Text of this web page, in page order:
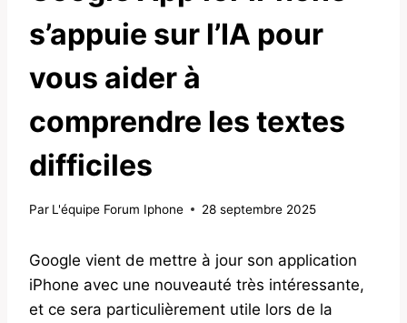
s’appuie sur l’IA pour
vous aider à
comprendre les textes
difficiles
Par L'équipe Forum Iphone 28 septembre 2025
Google vient de mettre à jour son application
iPhone avec une nouveauté très intéressante,
et ce sera particulièrement utile lors de la